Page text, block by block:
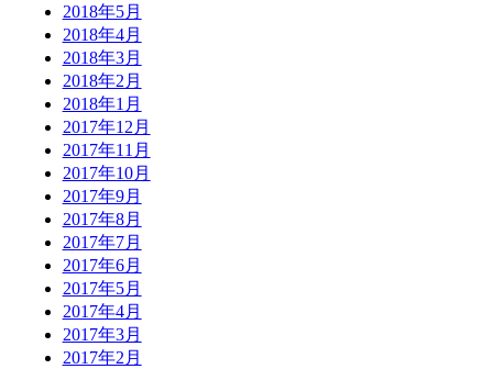
2018年5月
2018年4月
2018年3月
2018年2月
2018年1月
2017年12月
2017年11月
2017年10月
2017年9月
2017年8月
2017年7月
2017年6月
2017年5月
2017年4月
2017年3月
2017年2月